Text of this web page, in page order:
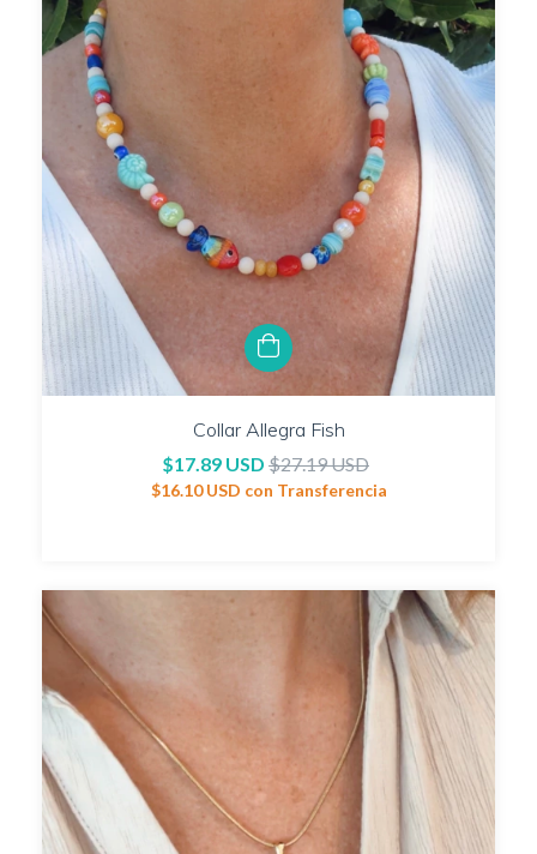
Collar Allegra Fish
$17.89 USD $27.19 USD
$16.10 USD con Transferencia